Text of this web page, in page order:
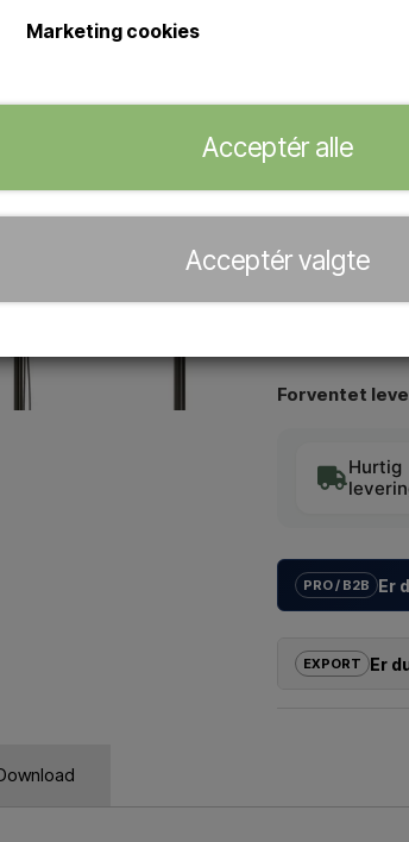
Sined
Bruser
Officiel
−
Forventet
Hurtig
PRO / B2B Er
individuelle
opsætning.
EXPORT Er
Marketing cookies
Acceptér alle
Acceptér valgte